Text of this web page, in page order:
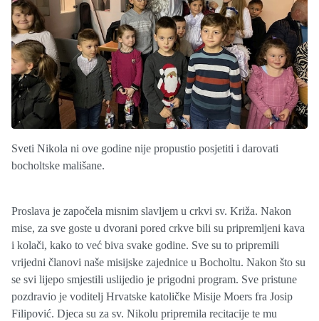
Sveti Nikola ni ove godine nije propustio posjetiti i darovati
bocholtske mališane.
Proslava je započela misnim slavljem u crkvi sv. Križa. Nakon
mise, za sve goste u dvorani pored crkve bili su pripremljeni kava
i kolači, kako to već biva svake godine. Sve su to pripremili
vrijedni članovi naše misijske zajednice u Bocholtu. Nakon što su
se svi lijepo smjestili uslijedio je prigodni program. Sve pristune
pozdravio je voditelj Hrvatske katoličke Misije Moers fra Josip
Filipović. Djeca su za sv. Nikolu pripremila recitacije te mu